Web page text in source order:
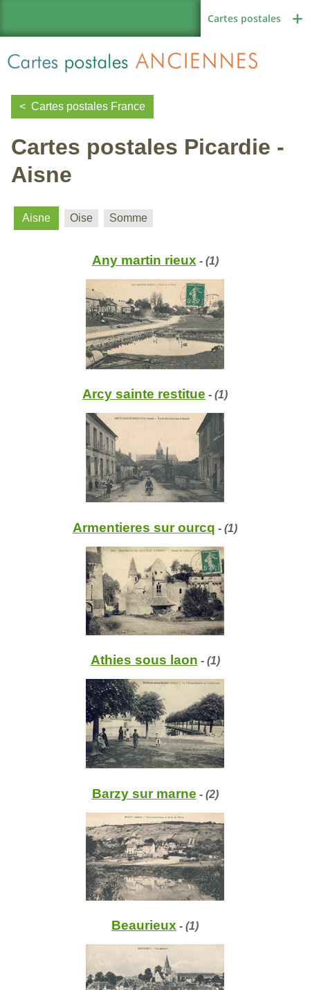
Cartes postales
Région de France
Autres pays
Thèmes
Cartes postales France
Cartes postales Picardie -
Aisne
Aisne Oise Somme
Any martin rieux - (1)
Arcy sainte restitue - (1)
Armentieres sur ourcq - (1)
Athies sous laon - (1)
Barzy sur marne - (2)
Beaurieux - (1)